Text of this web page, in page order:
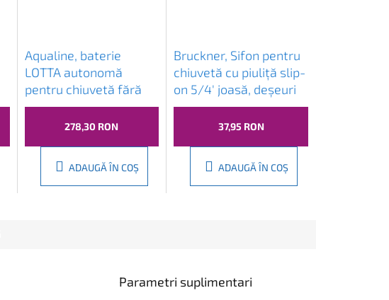
Aqualine, baterie
LOTTA autonomă
pentru chiuvetă fără
priză, crom, LT602
278,30 RON
ADAUGĂ ÎN COŞ
Bruckner, Sifon pentru
chiuvetă cu piuliță slip-
on 5/4' joasă, deșeuri
40 mm, plastic,
151.125.037,95 RON
ADAUGĂ ÎN COŞ
Parametri suplimentari